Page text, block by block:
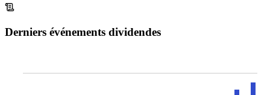
Derniers événements dividendes